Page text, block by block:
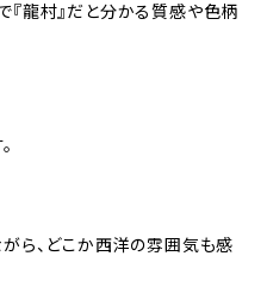
龍村』だと分かる質感や色柄
ら、どこか西洋の雰囲気も感